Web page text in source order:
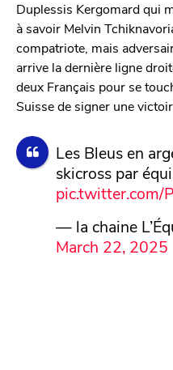
Duplessis Kergomard qui
à savoir Melvin
compatriote, mais
arrive la dernière ligne
deux Français pour se
Suisse de signer une
Les Bleus en
skicross par
pic.twitter.com/
— la chaine
March 22, 2025